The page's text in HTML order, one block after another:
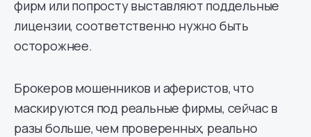
фирм или попросту выставляют поддельные
лицензии, соответственно нужно быть
осторожнее.
Брокеров мошенников и аферистов, что
маскируются под реальные фирмы, сейчас в
разы больше, чем проверенных, реально